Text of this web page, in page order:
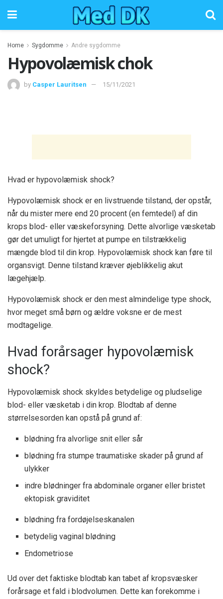
Home Sygdomme Andre sygdomme
Hypovolæmisk chok
by Casper Lauritsen 15/11/2021
Hvad er hypovolæmisk shock?
Hypovolæmisk shock er en livstruende tilstand, der opstår,
når du mister mere end 20 procent (en femtedel) af din
krops blod- eller væskeforsyning. Dette alvorlige væsketab
gør det umuligt for hjertet at pumpe en tilstrækkelig
mængde blod til din krop. Hypovolæmisk shock kan føre til
organsvigt. Denne tilstand kræver øjeblikkelig akut
lægehjælp.
Hypovolæmisk shock er den mest almindelige type shock,
hvor meget små børn og ældre voksne er de mest
modtagelige.
Hvad forårsager hypovolæmisk
shock?
Hypovolæmisk shock skyldes betydelige og pludselige
blod- eller væsketab i din krop. Blodtab af denne
størrelsesorden kan opstå på grund af:
blødning fra alvorlige snit eller sår
blødning fra stumpe traumatiske skader på grund af
ulykker
indre blødninger fra abdominale organer eller bristet
ektopisk graviditet
blødning fra fordøjelseskanalen
betydelig vaginal blødning
Endometriose
Ud over det faktiske blodtab kan tabet af kropsvæsker
forårsage et fald i blodvolumen. Dette kan forekomme i